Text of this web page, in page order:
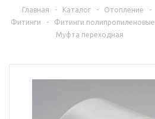
Главная - Каталог - Отопление
-
Фитинги
- Фитинги полипропиленовые
Муфта переходная